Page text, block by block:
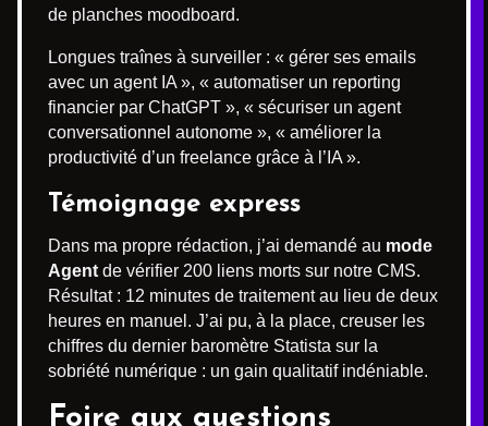
de planches moodboard.
Longues traînes à surveiller : « gérer ses emails
avec un agent IA », « automatiser un reporting
financier par ChatGPT », « sécuriser un agent
conversationnel autonome », « améliorer la
productivité d’un freelance grâce à l’IA ».
Témoignage express
Dans ma propre rédaction, j’ai demandé au mode
Agent de vérifier 200 liens morts sur notre CMS.
Résultat : 12 minutes de traitement au lieu de deux
heures en manuel. J’ai pu, à la place, creuser les
chiffres du dernier baromètre Statista sur la
sobriété numérique : un gain qualitatif indéniable.
Foire aux questions